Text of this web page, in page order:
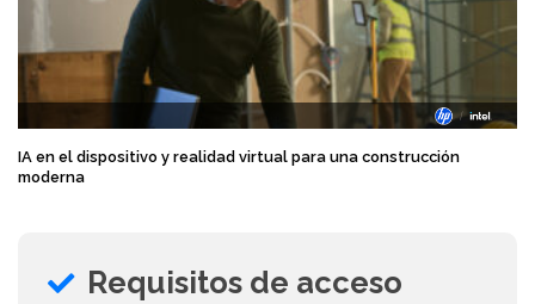
IA en el dispositivo y realidad virtual para una construcción
moderna
Requisitos de acceso